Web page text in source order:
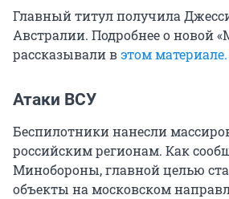
Главный титул получила
Австралии. Подробнее о новой
рассказывали вэтом материале.
Атаки ВСУ
Беспилотники нанесли
российским регионам. Как
Минобороны, главной целью
объекты на московском